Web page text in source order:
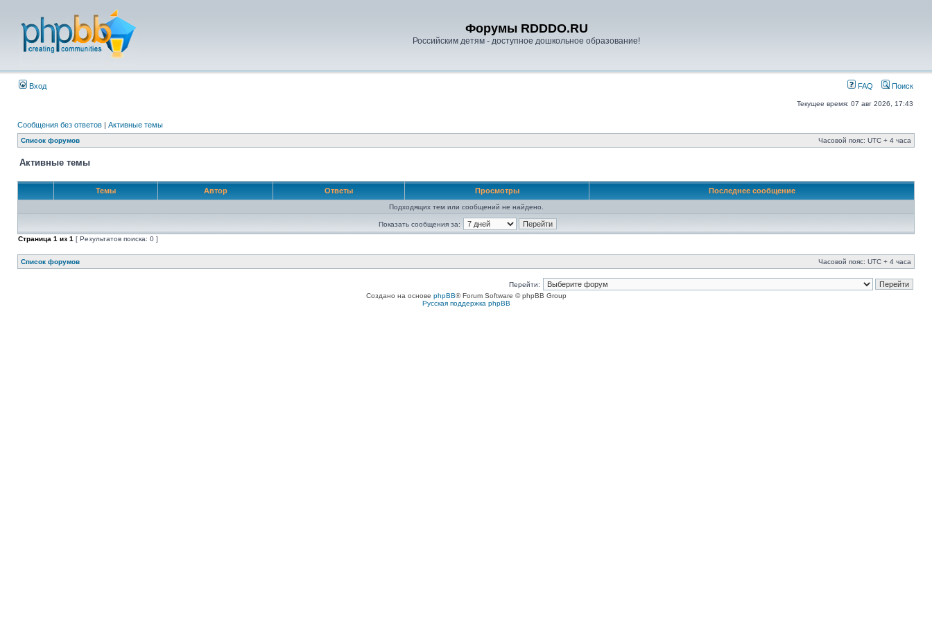
Форумы RDDDO.RU
Российским детям - доступное дошкольное образование!
Вход FAQ Поиск
Текущее время: 07 авг 2026, 17:43
Сообщения без ответов | Активные темы
Список форумов Часовой пояс: UTC + 4 часа
Активные темы
Темы Автор Ответы Просмотры Последнее сообщение
Подходящих тем или сообщений не найдено.
Показать сообщения за:
Страница 1 из 1 [ Результатов поиска: 0 ]
Список форумов Часовой пояс: UTC + 4 часа
Перейти:
Создано на основе phpBB® Forum Software © phpBB Group
Русская поддержка phpBB